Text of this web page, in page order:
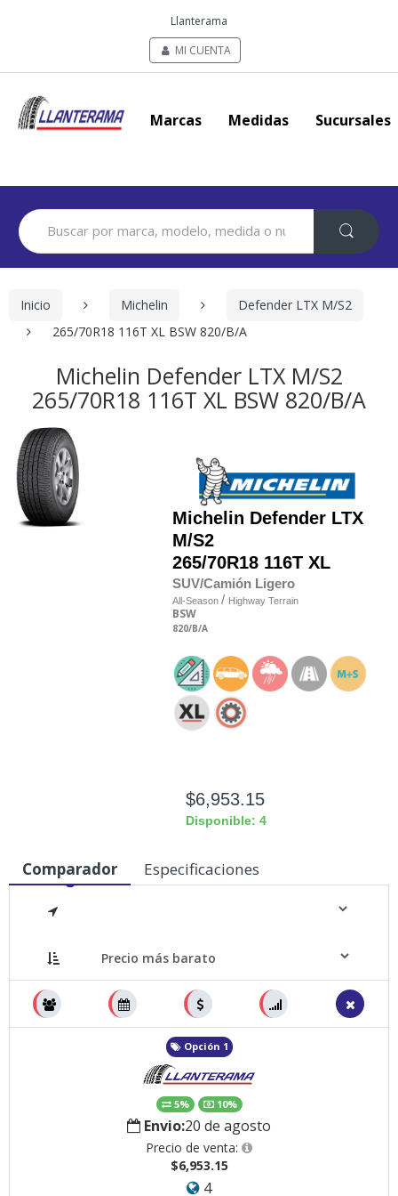
Llanterama
MI CUENTA
Marcas Medidas Sucursales
Search
for:
Inicio Michelin
Defender LTX M/S2
265/70R18 116T XL BSW 820/B/A
Michelin Defender LTX M/S2
265/70R18 116T XL BSW 820/B/A
Michelin Defender LTX
M/S2
265/70R18 116T XL
SUV/Camión Ligero
All-Season / Highway Terrain
BSW
820/B/A
$6,953.15
Disponible: 4
Comparador Especificaciones
Opción 1
5% 10%
Envio:20 de agosto
Precio de venta:
$6,953.15
4